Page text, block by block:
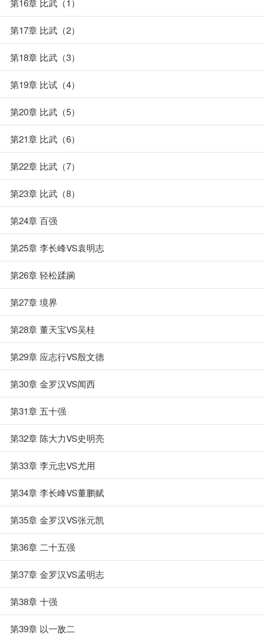
第16章 比武（1）
第17章 比武（2）
第18章 比武（3）
第19章 比试（4）
第20章 比武（5）
第21章 比武（6）
第22章 比武（7）
第23章 比武（8）
第24章 百强
第25章 李长峰VS袁明志
第26章 轻松蹂躏
第27章 境界
第28章 董天宝VS吴桂
第29章 应志行VS殷文德
第30章 金罗汉VS闻西
第31章 五十强
第32章 陈大力VS史明亮
第33章 李元忠VS尤用
第34章 李长峰VS董鹏赋
第35章 金罗汉VS张元凯
第36章 二十五强
第37章 金罗汉VS孟明志
第38章 十强
第39章 以一敌二